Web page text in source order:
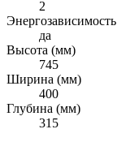
2
Энергозависимость
да
Высота (мм)
745
Ширина (мм)
400
Глубина (мм)
315